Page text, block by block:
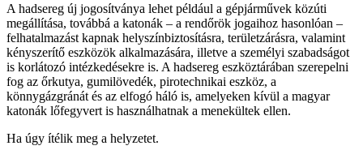
A hadsereg új jogosítványa lehet például a gépjárművek közúti
megállítása, továbbá a katonák – a rendőrök jogaihoz hasonlóan –
felhatalmazást kapnak helyszínbiztosításra, területzárásra, valamint
kényszerítő eszközök alkalmazására, illetve a személyi szabadságot
is korlátozó intézkedésekre is. A hadsereg eszköztárában szerepelni
fog az őrkutya, gumilövedék, pirotechnikai eszköz, a
könnygázgránát és az elfogó háló is, amelyeken kívül a magyar
katonák lőfegyvert is használhatnak a menekültek ellen.
Ha úgy ítélik meg a helyzetet.